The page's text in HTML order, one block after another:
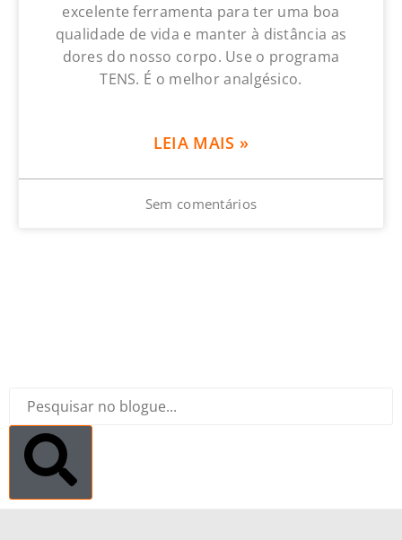
excelente ferramenta para ter uma boa
qualidade de vida e manter à distância as
dores do nosso corpo. Use o programa
TENS. É o melhor analgésico.
LEIA MAIS »
Sem comentários